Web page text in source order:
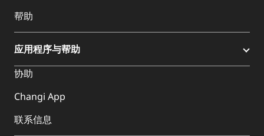
帮助
应用程序与帮助
协助
Changi App
联系信息